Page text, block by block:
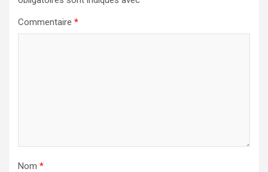
Commentaire *
Nom *